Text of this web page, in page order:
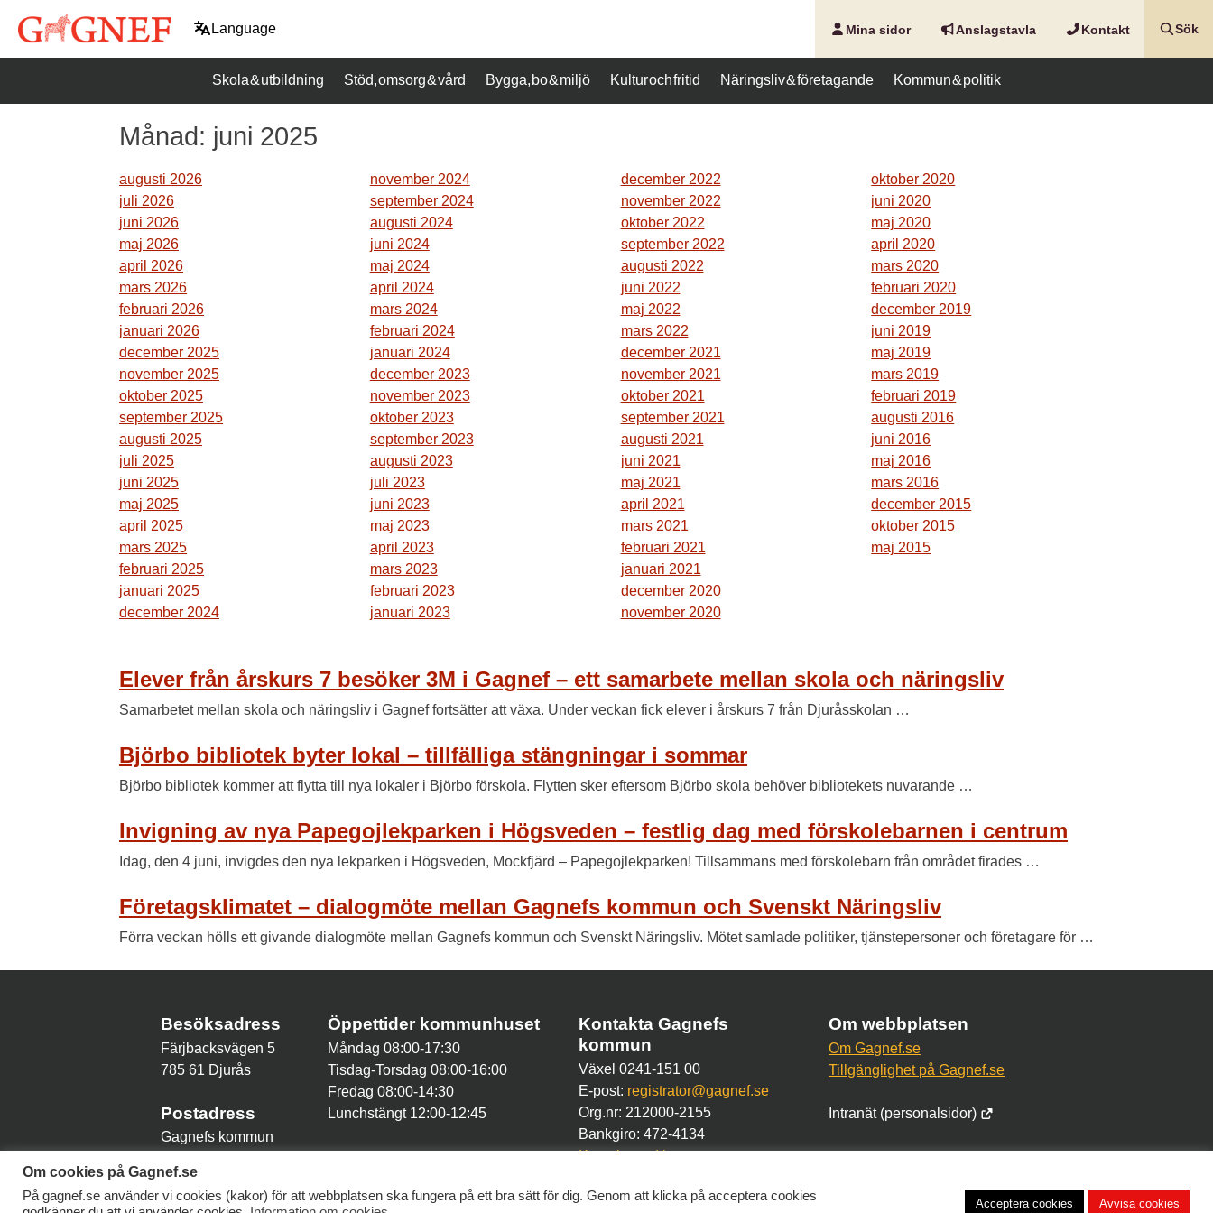
Language Mina sidor Anslags­tavla Kontakt Sök
Skola & utbildning Stöd, omsorg & vård Bygga, bo & miljö Kultur och fritid Näringsliv & företagande Kommun & politik
Månad: juni 2025
augusti 2026
juli 2026
juni 2026
maj 2026
april 2026
mars 2026
februari 2026
januari 2026
december 2025
november 2025
oktober 2025
september 2025
augusti 2025
juli 2025
juni 2025
maj 2025
april 2025
mars 2025
februari 2025
januari 2025
december 2024
november 2024
september 2024
augusti 2024
juni 2024
maj 2024
april 2024
mars 2024
februari 2024
januari 2024
december 2023
november 2023
oktober 2023
september 2023
augusti 2023
juli 2023
juni 2023
maj 2023
april 2023
mars 2023
februari 2023
januari 2023
december 2022
november 2022
oktober 2022
september 2022
augusti 2022
juni 2022
maj 2022
mars 2022
december 2021
november 2021
oktober 2021
september 2021
augusti 2021
juni 2021
maj 2021
april 2021
mars 2021
februari 2021
januari 2021
december 2020
november 2020
oktober 2020
juni 2020
maj 2020
april 2020
mars 2020
februari 2020
december 2019
juni 2019
maj 2019
mars 2019
februari 2019
augusti 2016
juni 2016
maj 2016
mars 2016
december 2015
oktober 2015
maj 2015
Elever från årskurs 7 besöker 3M i Gagnef – ett samarbete mellan skola och näringsliv
Samarbetet mellan skola och näringsliv i Gagnef fortsätter att växa. Under veckan fick elever i årskurs 7 från Djuråsskolan …
Björbo bibliotek byter lokal – tillfälliga stängningar i sommar
Björbo bibliotek kommer att flytta till nya lokaler i Björbo förskola. Flytten sker eftersom Björbo skola behöver bibliotekets nuvarande …
Invigning av nya Papegojlekparken i Högsveden – festlig dag med förskolebarnen i centrum
Idag, den 4 juni, invigdes den nya lekparken i Högsveden, Mockfjärd – Papegojlekparken! Tillsammans med förskolebarn från området firades …
Företagsklimatet – dialogmöte mellan Gagnefs kommun och Svenskt Näringsliv
Förra veckan hölls ett givande dialogmöte mellan Gagnefs kommun och Svenskt Näringsliv. Mötet samlade politiker, tjänstepersoner och företagare för …
Besöksadress
Färjbacksvägen 5
785 61 Djurås
Postadress
Gagnefs kommun
Öppettider kommunhuset
Måndag 08:00-17:30
Tisdag-Torsdag 08:00-16:00
Fredag 08:00-14:30
Lunchstängt 12:00-12:45
Kontakta Gagnefs
kommun
Växel 0241-151 00
E-post: registrator@gagnef.se
Org.nr: 212000-2155
Bankgiro: 472-4134
Kontakt med kommunen
Om webbplatsen
Om Gagnef.se
Tillgänglighet på Gagnef.se
Intranät (personalsidor)
Om cookies på Gagnef.se
På gagnef.se använder vi cookies (kakor) för att webbplatsen ska fungera på ett bra sätt för dig. Genom att klicka på acceptera cookies
Acceptera cookies Avvisa cookies